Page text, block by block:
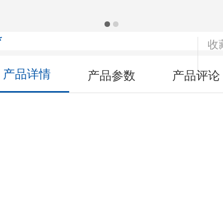
收
产品详情 产品参数 产品评论